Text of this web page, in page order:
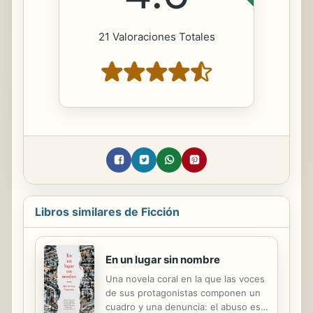
21 Valoraciones Totales
Libros similares de Ficción
En un lugar sin nombre
Una novela coral en la que las voces
de sus protagonistas componen un
cuadro y una denuncia: el abuso es